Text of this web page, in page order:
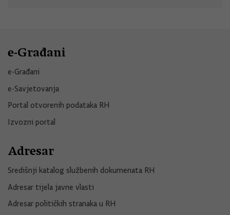
e-Građani
e-Građani
e-Savjetovanja
Portal otvorenih podataka RH
Izvozni portal
Adresar
Središnji katalog službenih dokumenata RH
Adresar tijela javne vlasti
Adresar političkih stranaka u RH